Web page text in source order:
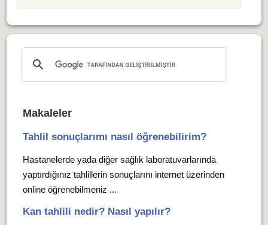
Makaleler
Tahlil sonuçlarımı nasıl öğrenebilirim?
Hastanelerde yada diğer sağlık laboratuvarlarında
yaptırdığınız tahlillerin sonuçlarını internet üzerinden
online öğrenebilmeniz ...
Kan tahlili nedir? Nasıl yapılır?